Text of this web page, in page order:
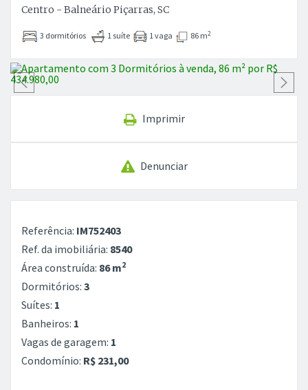
Centro - Balneário Piçarras, SC
3 dormitórios 1 suíte 1 vaga 86 m2
Anterior
Imprimir
Denunciar
Referência: IM752403
Ref. da imobiliária: 8540
Área construída: 86 m2
Dormitórios: 3
Suítes: 1
Banheiros: 1
Vagas de garagem: 1
Condomínio: R$ 231,00